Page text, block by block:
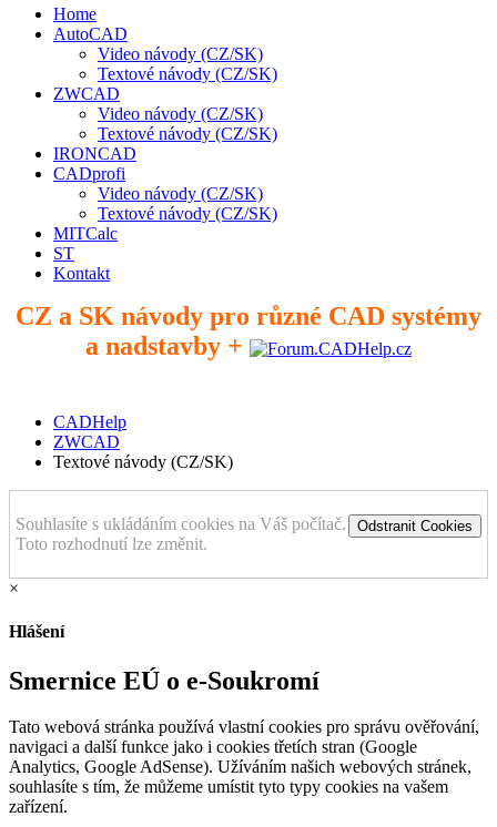
Home
AutoCAD
Video návody (CZ/SK)
Textové návody (CZ/SK)
ZWCAD
Video návody (CZ/SK)
Textové návody (CZ/SK)
IRONCAD
CADprofi
Video návody (CZ/SK)
Textové návody (CZ/SK)
MITCalc
ST
Kontakt
CZ a SK návody pro různé CAD systémy
a nadstavby +
CADHelp
ZWCAD
Textové návody (CZ/SK)
Odstranit Cookies
Souhlasíte s ukládáním cookies na Váš počítač.
Toto rozhodnutí lze změnit.
×
Hlášení
Smernice EÚ o e-Soukromí
Tato webová stránka používá vlastní cookies pro správu ověřování,
navigaci a další funkce jako i cookies třetích stran (Google
Analytics, Google AdSense). Užíváním našich webových stránek,
souhlasíte s tím, že můžeme umístit tyto typy cookies na vašem
zařízení.